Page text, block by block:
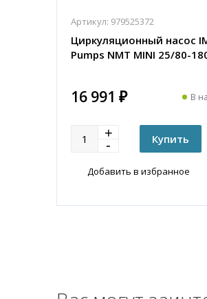
Артикул: 979525372
Циркуляционный насос
Pumps NMT MINI 25/80-
16 991 ₽ В
Добавить в избранное